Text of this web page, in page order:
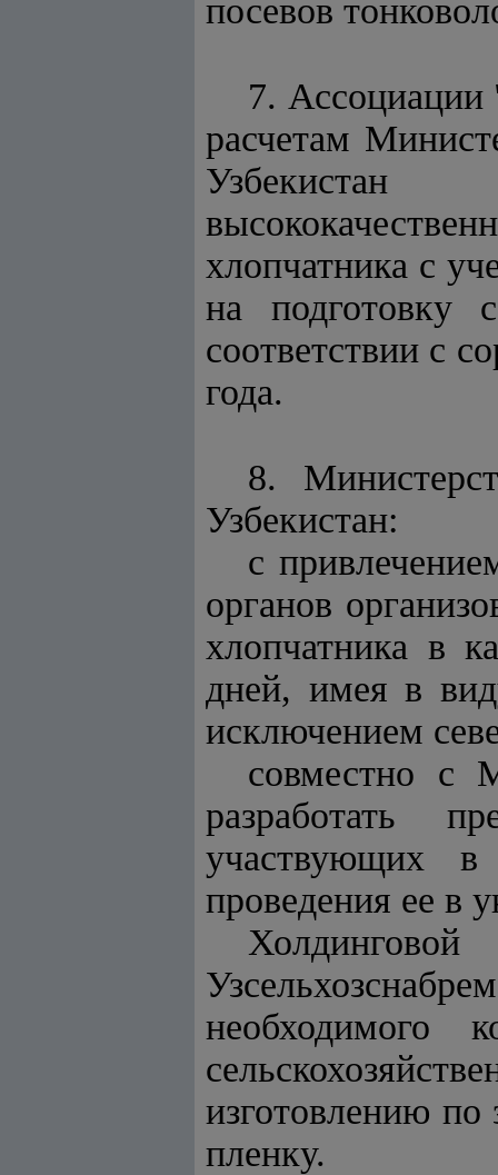
посевов
7. Ассоциации
расчетам
Узбекистан
хлопчатника с
на подготовку
соответствии с
года.
8.
Узбекистан:
с
органов
хлопчатника в
дней, имея в
исключением
совместно с
разработать
участвующих в
проведения ее в
необходимого
изготовлению по
пленку.